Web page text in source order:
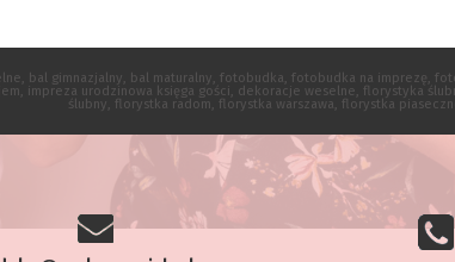
bal gimnazjalny, bal maturalny, fotobudka, fotobudka na imprezę,
impreza urodzinowa księga gości, dekoracje weselne, florystyka
ślubny, florystka radom, florystka warszawa, florystka